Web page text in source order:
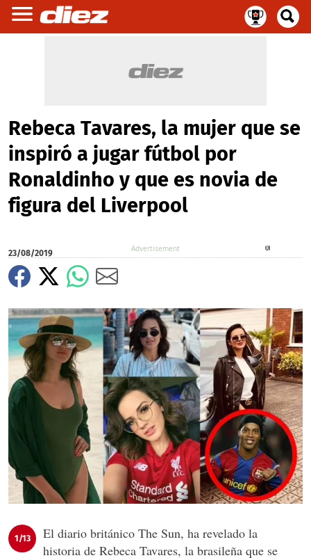
Rebeca Tavares, la mujer que se
inspiró a jugar fútbol por
Ronaldinho y que es novia de
figura del Liverpool
23/08/2019
1/13
El diario británico The Sun, ha revelado la
historia de Rebeca Tavares, la brasileña que se
X